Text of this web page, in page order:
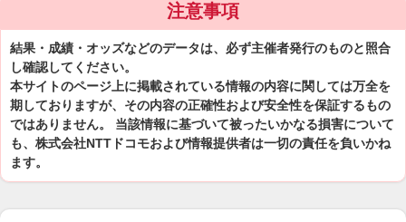
注意事項
結果・成績・オッズなどのデータは、必ず主催者発行のものと照合
し確認してください。
本サイトのページ上に掲載されている情報の内容に関しては万全を
期しておりますが、その内容の正確性および安全性を保証するもの
ではありません。 当該情報に基づいて被ったいかなる損害について
も、株式会社NTTドコモおよび情報提供者は一切の責任を負いかね
ます。